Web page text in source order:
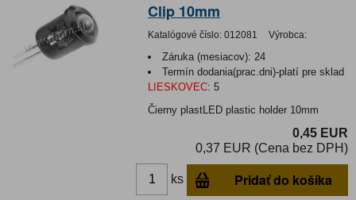
Clip 10mm
Katalógové číslo: 012081 Výrobca:
Záruka (mesiacov): 24
Termín dodania(prac.dni)-platí pre sklad
LIESKOVEC: 5
Čierny plastLED plastic holder 10mm
0,45 EUR
0,37 EUR (Cena bez DPH)
ks Pridať do košíka